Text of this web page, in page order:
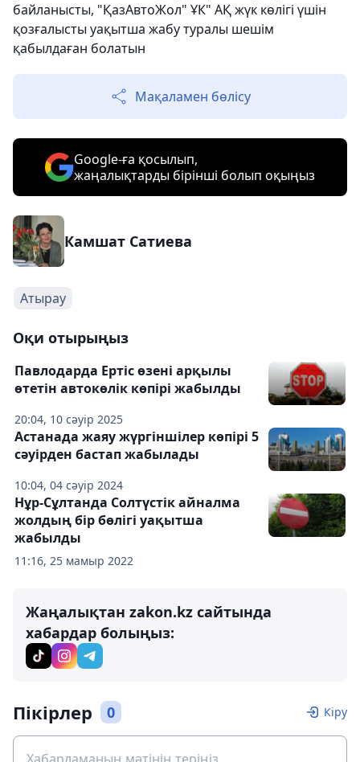
байланысты, "ҚазАвтоЖол" ҰК" АҚ жүк көлігі үшін
қозғалысты уақытша жабу туралы шешім
қабылдаған болатын
Мақаламен бөлісу
Google-ға қосылып,
жаңалықтарды бірінші болып оқыңыз
Камшат Сатиева
Атырау
Оқи отырыңыз
20:04, 10 сәуір 2025
Павлодарда Ертіс өзені арқылы
өтетін автокөлік көпірі жабылды
10:04, 04 сәуір 2024
Астанада жаяу жүргіншілер көпірі 5
сәуірден бастап жабылады
11:16, 25 мамыр 2022
Нұр-Сұлтанда Солтүстік айналма
жолдың бір бөлігі уақытша
жабылды
Жаңалықтан zakon.kz сайтында
хабардар болыңыз:
Пікірлер 0 Кіру